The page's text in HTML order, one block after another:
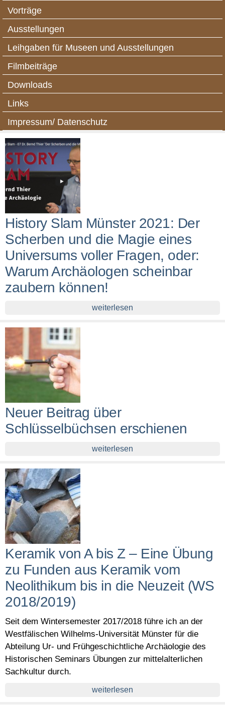
Vorträge
Ausstellungen
Leihgaben für Museen und Ausstellungen
Filmbeiträge
Downloads
Links
Impressum/ Datenschutz
History Slam Münster 2021: Der
Scherben und die Magie eines
Universums voller Fragen, oder:
Warum Archäologen scheinbar
zaubern können!
weiterlesen
Neuer Beitrag über
Schlüsselbüchsen erschienen
weiterlesen
Keramik von A bis Z – Eine Übung
zu Funden aus Keramik vom
Neolithikum bis in die Neuzeit (WS
2018/2019)
Seit dem Wintersemester 2017/2018 führe ich an der
Westfälischen Wilhelms-Universität Münster für die
Abteilung Ur- und Frühgeschichtliche Archäologie des
Historischen Seminars Übungen zur mittelalterlichen
Sachkultur durch.
weiterlesen